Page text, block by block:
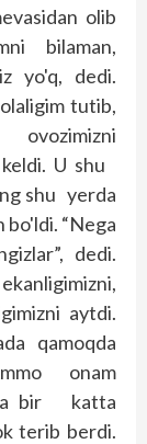
olib
bilaman,
yo'q, dedi.
tutib,
ovozimizni
U shu
shu yerda
“Nega
dedi.
aytdi.
qamoqda
onam
bir katta
terib berdi.